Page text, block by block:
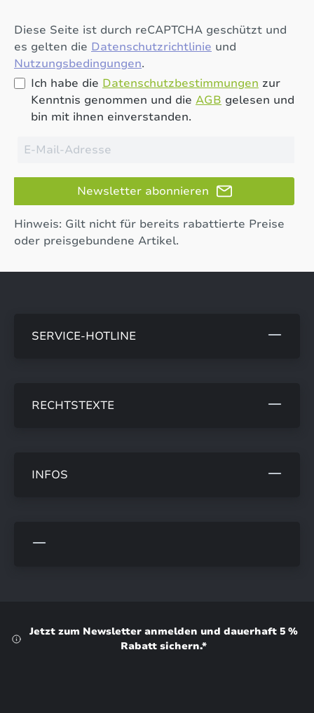
Diese Seite ist durch reCAPTCHA geschützt und
es gelten die Datenschutzrichtlinie und
Nutzungsbedingungen.
Ich habe die Datenschutzbestimmungen zur
Kenntnis genommen und die AGB gelesen und
bin mit ihnen einverstanden.
Newsletter abonnieren
Hinweis: Gilt nicht für bereits rabattierte Preise
oder preisgebundene Artikel.
SERVICE-HOTLINE
RECHTSTEXTE
INFOS
Jetzt zum Newsletter anmelden und dauerhaft 5 %
Rabatt sichern.*